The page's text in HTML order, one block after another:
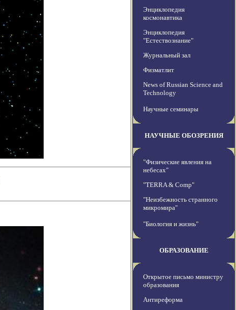
Энциклопедия
космонавтика
Энциклопедия
"Естествознание"
Журнальный зал
Физматлит
News of Russian Science and
Technology
Научные семинары
НАУЧНЫЕ ОБОЗРЕНИЯ
"Физические явления на
небесах"
"TERRA & Comp"
"Неизбежность странного
микромира"
"Биология и жизнь"
ОБРАЗОВАНИЕ
Открытое письмо министру
образования
Антиреформа